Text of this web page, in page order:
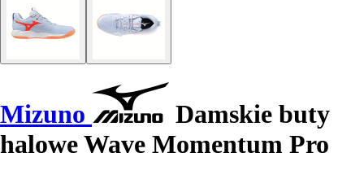
Mizuno
Damskie buty
halowe Wave Momentum Pro